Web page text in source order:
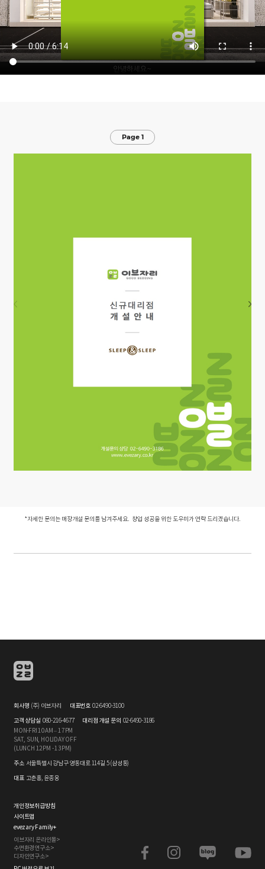
Page 1
*자세한 문의는 매장개설 문의를 남겨주세요. 창업 성공을 위한 도우미가 연락 드리겠습니다.
회사명 (주) 이브자리 대표번호 02-6490-3100
고객 상담실 080-216-4677 대리점 개설 문의 02-6490-3186
MON-FRI 10AM – 17PM
SAT, SUN, HOLIDAY OFF
(LUNCH 12PM - 13PM)
주소 서울특별시 강남구 영동대로 114길 5 (삼성동)
대표 고춘홍, 윤종웅
개인정보취급방침
사이트맵
evezary Family+
이브자리 온라인몰>
수면환경연구소>
디자인연구소>